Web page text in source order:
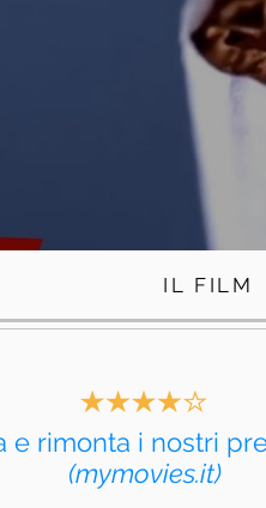
IL FILM
e rimonta i nostri
(mymovies.it)